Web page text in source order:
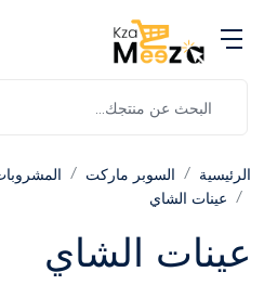
الرئيسية السوبر ماركت
عينات الشاي
عينات الشاي